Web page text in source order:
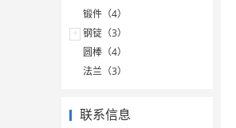
锻件（4）
+ 钢锭（3）
圆棒（4）
法兰（3）
联系信息